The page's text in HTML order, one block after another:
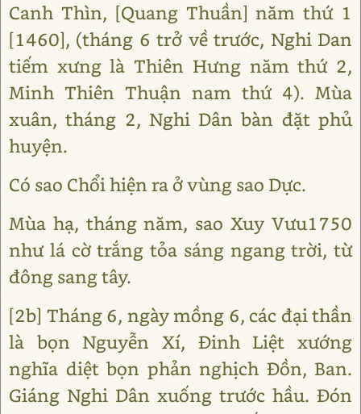
Canh Thìn, [Quang Thuần] năm thứ 1
[1460], (tháng 6 trở về trước, Nghi Dan
tiếm xưng là Thiên Hưng năm thứ 2,
Minh Thiên Thuận nam thứ 4). Mùa
xuân, tháng 2, Nghi Dân bàn đặt phủ
huyện.
Có sao Chổi hiện ra ở vùng sao Dực.
Mùa hạ, tháng năm, sao Xuy Vưu1750
như lá cờ trắng tỏa sáng ngang trời, từ
đông sang tây.
[2b] Tháng 6, ngày mồng 6, các đại thần
là bọn Nguyễn Xí, Đinh Liệt xướng
nghĩa diệt bọn phản nghịch Đồn, Ban.
Giáng Nghi Dân xuống trước hầu. Đón